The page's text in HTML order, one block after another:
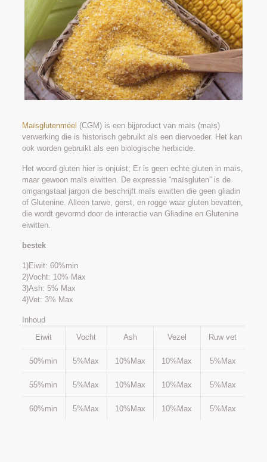
Maïsglutenmeel (CGM) is een bijproduct van maïs (maïs)
verwerking die is historisch gebruikt als een diervoeder. Het kan
ook worden gebruikt als een biologische herbicide.
Het woord gluten hier is onjuist; Er is geen echte gluten in maïs,
maar gewoon maïs eiwitten. De expressie “maïsgluten” is de
omgangstaal jargon die beschrijft maïs eiwitten die geen gliadin
of Glutenine. Alleen tarwe, gerst, en rogge waar gluten bevatten,
die wordt gevormd door de interactie van Gliadine en Glutenine
eiwitten.
bestek
1)Eiwit: 60%min
2)Vocht: 10% Max
3)Ash: 5% Max
4)Vet: 3% Max
Inhoud
Eiwit
Vocht Ash Vezel Ruw vet
50%min 5%Max 10%Max 10%Max 5%Max
55%min 5%Max 10%Max 10%Max 5%Max
60%min 5%Max 10%Max 10%Max 5%Max